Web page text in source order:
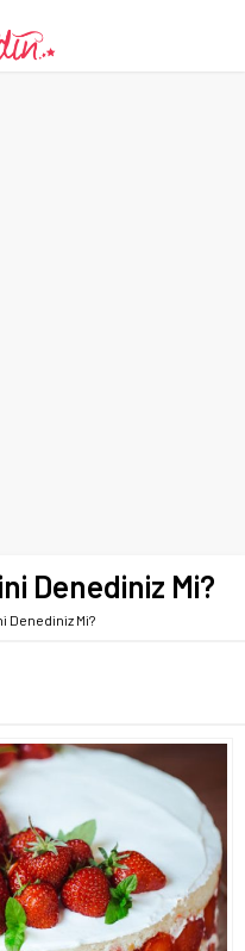
Denediniz Mi?
Denediniz Mi?